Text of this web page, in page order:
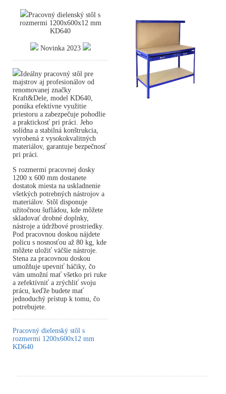
Pracovný dielenský stôl s
rozmermi 1200x600x12 mm
KD640
Novinka 2023
Ideálny pracovný stôl pre
majstrov aj profesionálov od
renomovanej značky
Kraft&Dele, model KD640,
ponúka efektívne využitie
priestoru a zabezpečuje pohodlie
a praktickosť pri práci. Jeho
solídna a stabilná konštrukcia,
vyrobená z vysokokvalitných
materiálov, garantuje bezpečnosť
pri práci.
S rozmermi pracovnej dosky
1200 x 600 mm dostanete
dostatok miesta na uskladnenie
všetkých potrebných nástrojov a
materiálov. Stôl disponuje
užitočnou šufládou, kde môžete
skladovať drobné doplnky,
nástroje a údržbové prostriedky.
Pod pracovnou doskou nájdete
policu s nosnosťou až 80 kg, kde
môžete uložiť väčšie nástroje.
Stena za pracovnou doskou
umožňuje upevniť háčiky, čo
vám umožní mať všetko pri ruke
a zefektívniť a zrýchliť svoju
prácu, keďže budete mať
jednoduchý prístup k tomu, čo
potrebujete.
Pracovný dielenský stôl s
rozmermi 1200x600x12 mm
KD640